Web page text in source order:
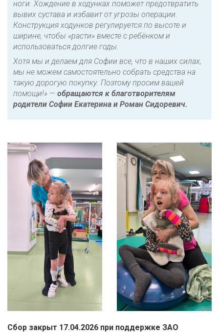
ноги. Хождение в ходунках поможет предотвратить
вывих сустава и избавит от угрозы операции.
Конструкция ходунков регулируется по высоте и
ширине, чтобы «расти» вместе с ребёнком и
использоваться долгие годы.
Хотя мы и делаем для Софии все, что в наших силах,
мы не можем самостоятельно собрать средства на
такую дорогую покупку. Поэтому просим вашей
помощи!» — обращаются к благотворителям
родители Софии Екатерина и Роман Сидоревич.
Сбор закрыт 17.04.2026 при поддержке ЗАО